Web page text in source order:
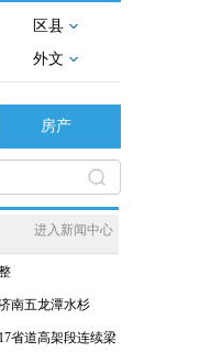
区县
外文
房产
进入新闻中心
南五龙潭水杉
省道高架段连续梁